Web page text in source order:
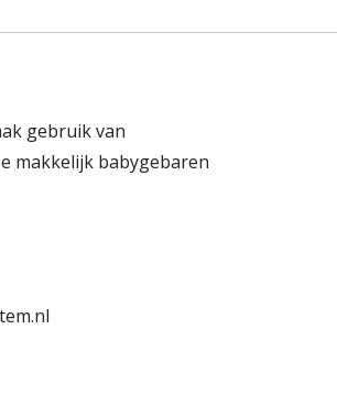
gebruik van
makkelijk babygebaren